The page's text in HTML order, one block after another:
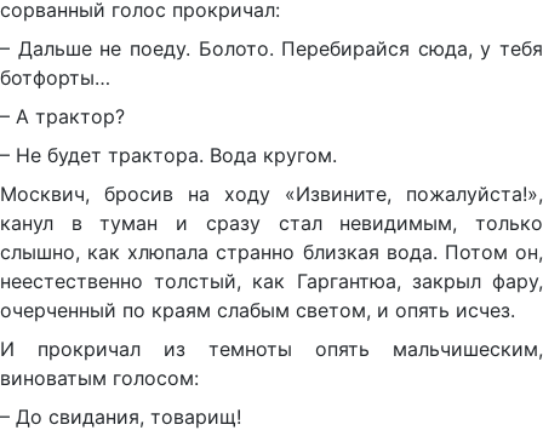
сорванный голос прокричал:
– Дальше не поеду. Болото. Перебирайся сюда, у тебя
ботфорты…
– А трактор?
– Не будет трактора. Вода кругом.
Москвич, бросив на ходу «Извините, пожалуйста!»,
канул в туман и сразу стал невидимым, только
слышно, как хлюпала странно близкая вода. Потом он,
неестественно толстый, как Гаргантюа, закрыл фару,
очерченный по краям слабым светом, и опять исчез.
И прокричал из темноты опять мальчишеским,
виноватым голосом:
– До свидания, товарищ!